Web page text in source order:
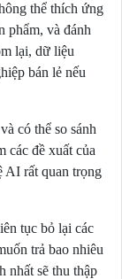
thể thích ứng
phẩm, và đánh
lại, dữ liệu
bán lẻ nếu
có thể so sánh
các đề xuất của
AI rất quan trọng
tục bỏ lại các
trả bao nhiêu
nhất sẽ thu thập